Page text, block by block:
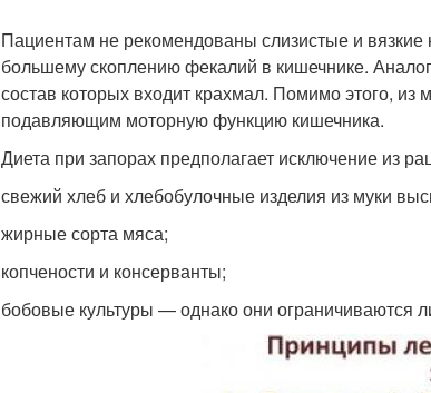
Пациентам не рекомендованы слизистые и
большему скоплению фекалий в кишечнике.
состав которых входит крахмал. Помимо этого,
подавляющим моторную функцию кишечника.
Диета при запорах предполагает исключение из
свежий хлеб и хлебобулочные изделия из муки
жирные сорта мяса;
копчености и консерванты;
бобовые культуры — однако они ограничиваются